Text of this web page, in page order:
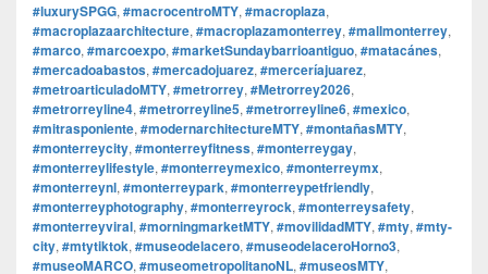
#luxurySPGG, #macrocentroMTY, #macroplaza,
#macroplazaarchitecture, #macroplazamonterrey, #mallmonterrey,
#marco, #marcoexpo, #marketSundaybarrioantiguo, #matacánes,
#mercadoabastos, #mercadojuarez, #merceríajuarez,
#metroarticuladoMTY, #metrorrey, #Metrorrey2026,
#metrorreyline4, #metrorreyline5, #metrorreyline6, #mexico,
#mitrasponiente, #modernarchitectureMTY, #montañasMTY,
#monterreycity, #monterreyfitness, #monterreygay,
#monterreylifestyle, #monterreymexico, #monterreymx,
#monterreynl, #monterreypark, #monterreypetfriendly,
#monterreyphotography, #monterreyrock, #monterreysafety,
#monterreyviral, #morningmarketMTY, #movilidadMTY, #mty, #mty-
city, #mtytiktok, #museodelacero, #museodelaceroHorno3,
#museoMARCO, #museometropolitanoNL, #museosMTY,